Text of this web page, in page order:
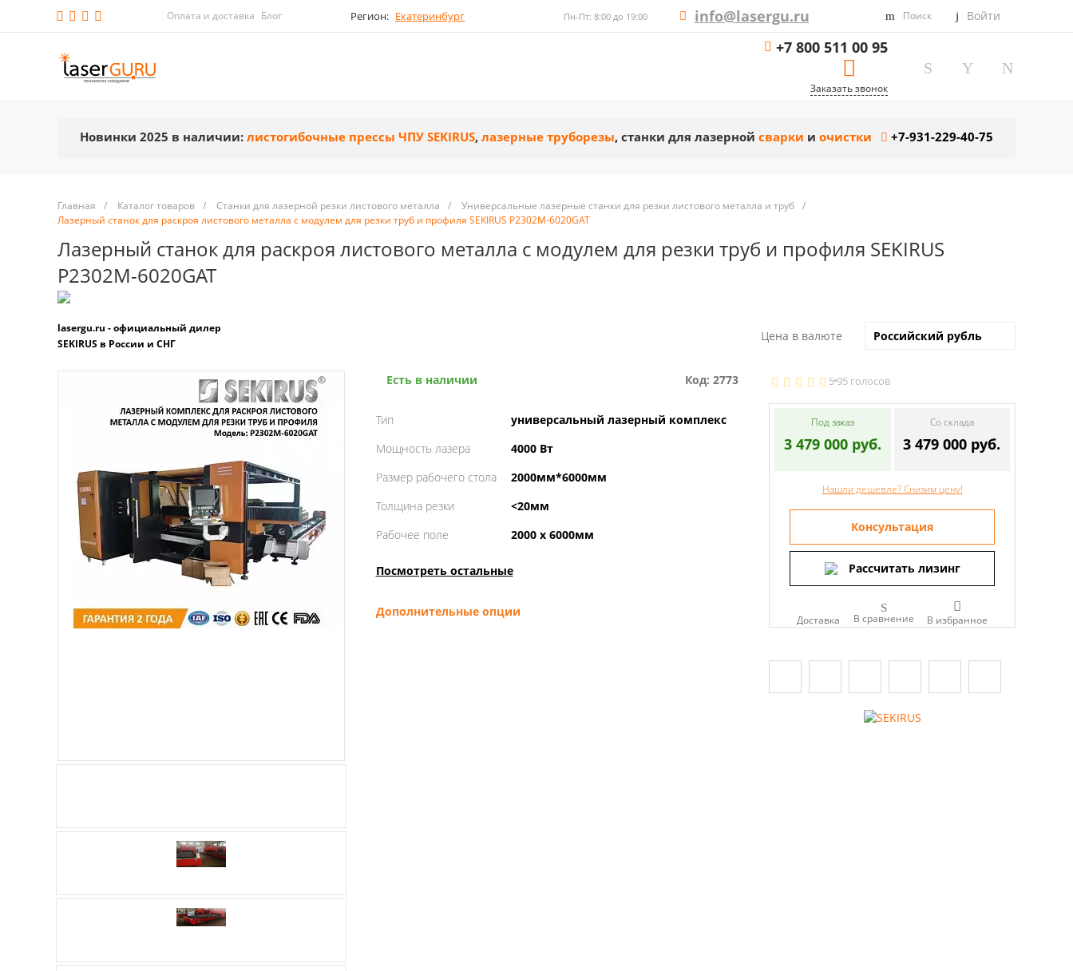
Оплата и доставка Блог Регион: Екатеринбург Пн-Пт: 8:00 до 19:00 info@lasergu.ru Поиск Войти
+7 800 511 00 95
Заказать звонок
Новинки 2025 в наличии: листогибочные прессы ЧПУ SEKIRUS, лазерные труборезы, станки для лазерной сварки и очистки +7-931-229-40-75
Главная / Каталог товаров / Станки для лазерной резки листового металла / Универсальные лазерные станки для резки листового металла и труб /
Лазерный станок для раскроя листового металла с модулем для резки труб и профиля SEKIRUS P2302M-6020GAT
Лазерный станок для раскроя листового металла с модулем для резки труб и профиля SEKIRUS
P2302M-6020GAT
Цена в валюте
lasergu.ru - официальный дилер
SEKIRUS в России и СНГ
Есть в наличии Код: 2773
Тип
универсальный лазерный комплекс
Мощность лазера
4000 Вт
Размер рабочего стола
2000мм*6000мм
Толщина резки
<20мм
Рабочее поле
2000 х 6000мм
Посмотреть остальные
Дополнительные опции
5 95 голосов
Под заказ
3 479 000 руб.
Со склада
3 479 000 руб.
Нашли дешевле? Снизим цену!
Консультация
Рассчитать лизинг
Доставка В сравнение